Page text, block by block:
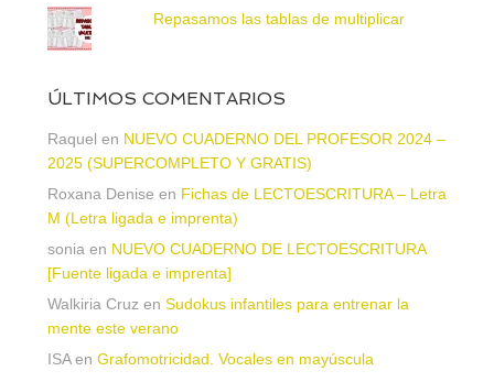
Repasamos las tablas de multiplicar
ÚLTIMOS COMENTARIOS
Raquel en NUEVO CUADERNO DEL PROFESOR 2024 –
2025 (SUPERCOMPLETO Y GRATIS)
Roxana Denise en Fichas de LECTOESCRITURA – Letra
M (Letra ligada e imprenta)
sonia en NUEVO CUADERNO DE LECTOESCRITURA
[Fuente ligada e imprenta]
Walkiria Cruz en Sudokus infantiles para entrenar la
mente este verano
ISAen Grafomotricidad. Vocales en mayúscula